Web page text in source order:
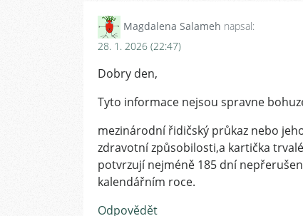
Magdalena Salameh napsal:
28. 1. 2026 (22:47)
Dobry den,
Tyto informace nejsou spravne
mezinárodní řidičský průkaz nebo
zdravotní způsobilosti,a kartička
potvrzují nejméně 185 dní
kalendářním roce.
Odpovědět